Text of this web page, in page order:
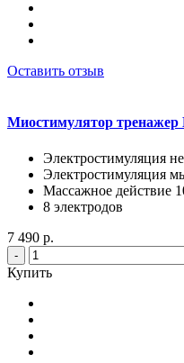
Оставить отзыв
Миостимулятор тренажер
Электростимуляция
Электростимуляция
Массажное действие
8 электродов
7 490 р.
-
Купить